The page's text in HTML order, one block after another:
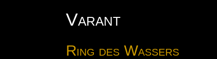
Varant
Ring des Wassers